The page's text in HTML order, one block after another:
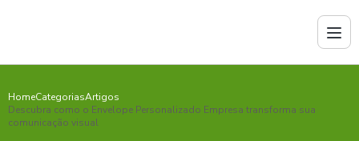
HomeCategoriasArtigos
Descubra como o Envelope Personalizado Empresa transforma sua
comunicação visual